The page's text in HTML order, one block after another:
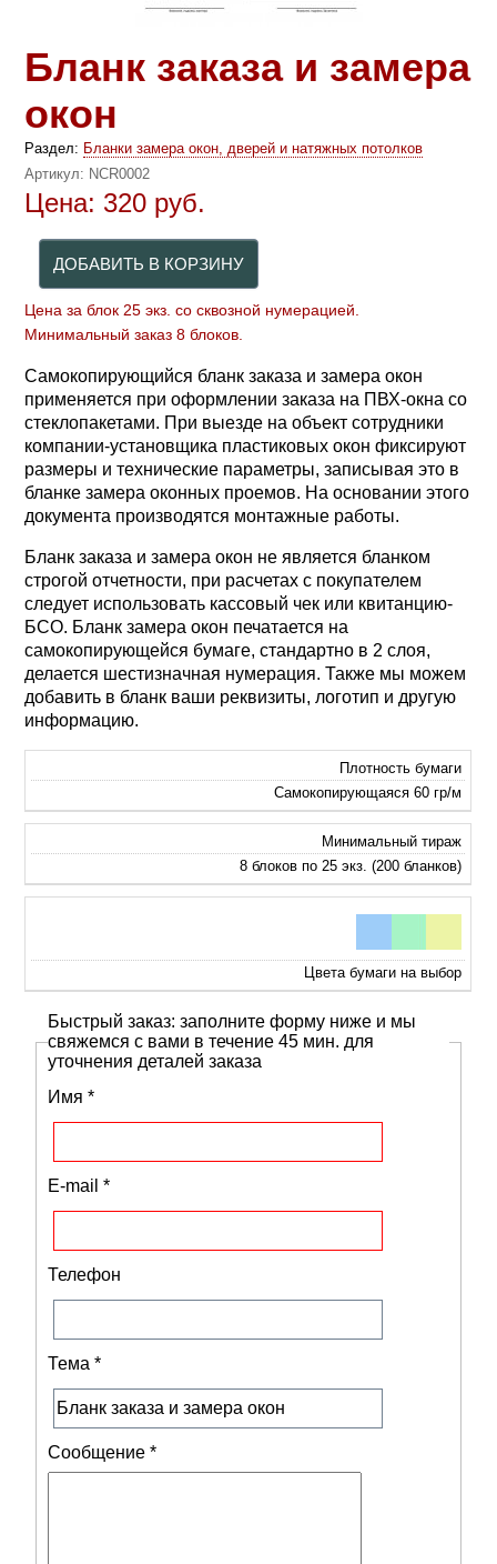
Бланк заказа и замера
окон
Раздел: Бланки замера окон, дверей и натяжных потолков
Артикул: NCR0002
Цена: 320 руб.
Цена за блок 25 экз. со сквозной нумерацией.
Минимальный заказ 8 блоков.
Самокопирующийся бланк заказа и замера окон
применяется при оформлении заказа на ПВХ-окна со
стеклопакетами. При выезде на объект сотрудники
компании-установщика пластиковых окон фиксируют
размеры и технические параметры, записывая это в
бланке замера оконных проемов. На основании этого
документа производятся монтажные работы.
Бланк заказа и замера окон не является бланком
строгой отчетности, при расчетах с покупателем
следует использовать кассовый чек или квитанцию-
БСО. Бланк замера окон печатается на
самокопирующейся бумаге, стандартно в 2 слоя,
делается шестизначная нумерация. Также мы можем
добавить в бланк ваши реквизиты, логотип и другую
информацию.
Плотность бумаги
Самокопирующаяся 60 гр/м
Минимальный тираж
8 блоков по 25 экз. (200 бланков)
Цвета бумаги на выбор
Быстрый заказ: заполните форму ниже и мы
свяжемся с вами в течение 45 мин. для
уточнения деталей заказа
Имя *
E-mail *
Телефон
Тема *
Сообщение *